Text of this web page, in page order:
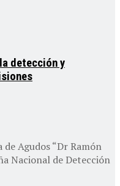
detección y
Agudos “Dr Ramón
Nacional de Detección